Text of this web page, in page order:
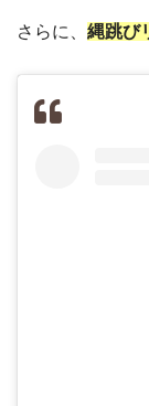
さらに、 縄跳び